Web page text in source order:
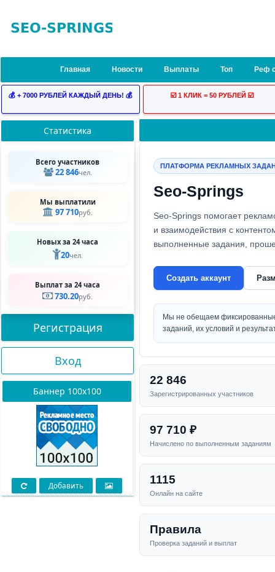
Главная Новости Выплаты Топ Реф
💰 + 7000 РУБЛЕЙ КАЖДЫЙ ДЕНЬ! 💰 ☑️ 1 КЛИК = 50 РУБЛЕЙ ☑️
Статистика
Всего участников
22 846чел.
Мы выплатили
97 710руб.
Новых за 24 часа
20чел.
Выплат за 24 часа
730.20руб.
Регистрация
Вход
Баннер 100х100
Добавить
ПЛАТФОРМА РЕКЛАМНЫХ
Seo-Springs
Seo-Springs помогает
и взаимодействия с
выполненные задания,
Создать аккаунт
Мы не обещаем
заданий, их условий и
22 846
Зарегистрированных участников
97 710 ₽
Начислено по выполненным заданиям
1115
Онлайн на сайте
Правила
Проверка заданий и выплат